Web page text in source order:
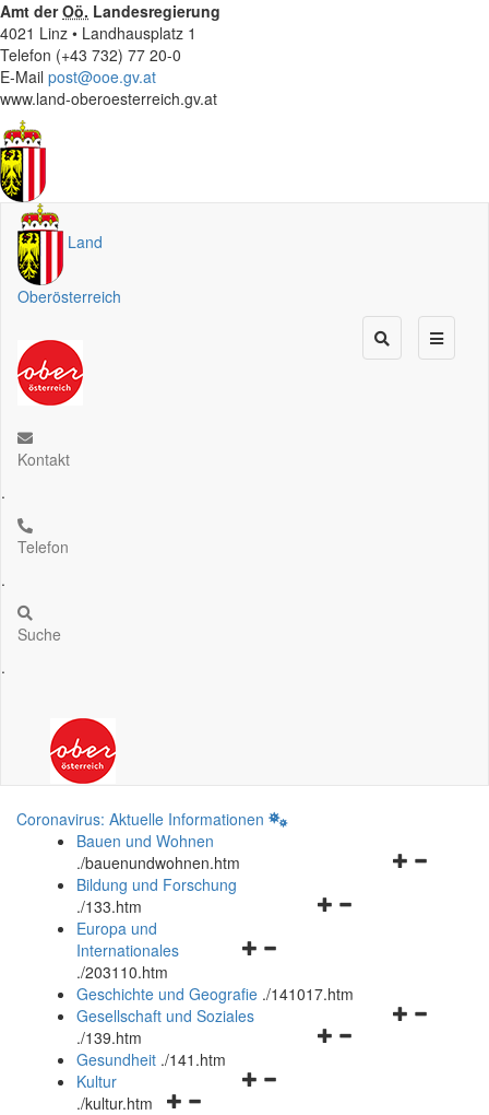
Amt derOö. Landesregierung
4021 Linz • Landhausplatz 1
Telefon (+43 732) 77 20-0
E-Mail post@ooe.gv.at
www.land-oberoesterreich.gv.at
Land
Oberösterreich
Kontakt
.
Telefon
.
Suche
.
Coronavirus: Aktuelle Informationen
Bauen und Wohnen
./bauenundwohnen.htm
Navigationsmenü
Bildung und Forschung
./133.htm
Navigationsmenü
und
schließen
Europa und
Internationales
./203110.htm
Geschichte und Geografie ./141017.htm
Navigationsmenü
Gesellschaft und Soziales
./139.htm
Navigationsmenü
Gesundheit ./141.htm
Navigationsmenü
Kultur
./kultur.htm